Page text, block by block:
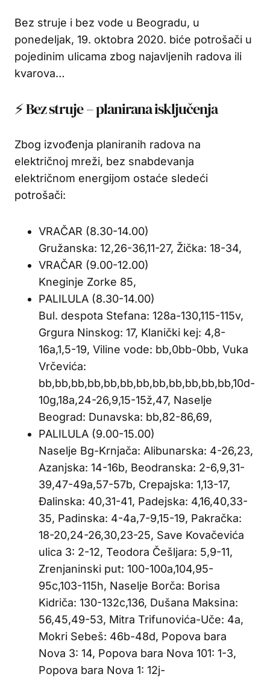
Bez struje i bez vode u Beogradu, u
ponedeljak, 19. oktobra 2020. biće potrošači u
pojedinim ulicama zbog najavljenih radova ili
kvarova…
⚡ Bez struje – planirana isključenja
Zbog izvođenja planiranih radova na
električnoj mreži, bez snabdevanja
električnom energijom ostaće sledeći
potrošači:
VRAČAR (8.30-14.00)
Gružanska: 12,26-36,11-27, Žička: 18-34,
VRAČAR (9.00-12.00)
Kneginje Zorke 85,
PALILULA (8.30-14.00)
Bul. despota Stefana: 128a-130,115-115v,
Grgura Ninskog: 17, Klanički kej: 4,8-
16a,1,5-19, Viline vode: bb,0bb-0bb, Vuka
Vrčevića:
bb,bb,bb,bb,bb,bb,bb,bb,bb,bb,bb,bb,10d-
10g,18a,24-26,9,15-15ž,47, Naselje
Beograd: Dunavska: bb,82-86,69,
PALILULA (9.00-15.00)
Naselje Bg-Krnjača: Alibunarska: 4-26,23,
Azanjska: 14-16b, Beodranska: 2-6,9,31-
39,47-49a,57-57b, Crepajska: 1,13-17,
Đalinska: 40,31-41, Padejska: 4,16,40,33-
35, Padinska: 4-4a,7-9,15-19, Pakračka:
18-20,24-26,30,23-25, Save Kovačevića
ulica 3: 2-12, Teodora Češljara: 5,9-11,
Zrenjaninski put: 100-100a,104,95-
95c,103-115h, Naselje Borča: Borisa
Kidriča: 130-132c,136, Dušana Maksina:
56,45,49-53, Mitra Trifunovića-Uče: 4a,
Mokri Sebeš: 46b-48d, Popova bara
Nova 3: 14, Popova bara Nova 101: 1-3,
Popova bara Nova 1: 12j-